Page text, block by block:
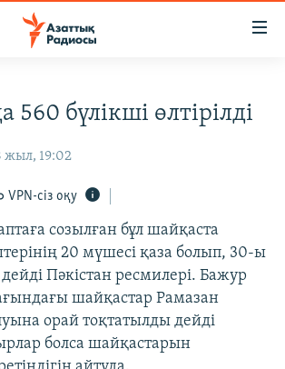
560 бүлікші өлтірілді
жыл, 19:02
VPN-сіз оқу
созылған бұл шайқаста
20 мүшесі қаза болып, 30-ы
Пәкістан ресмилері. Бажур
шайқастар Рамазан
орай тоқтатылды дейді
болса шайқастарын